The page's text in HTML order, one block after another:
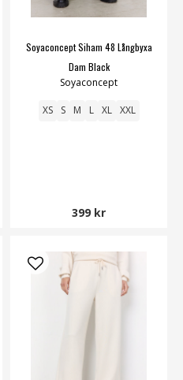
Soyaconcept Siham 48 Långbyxa
Dam Black
Soyaconcept
XS S M L XL XXL
399 kr